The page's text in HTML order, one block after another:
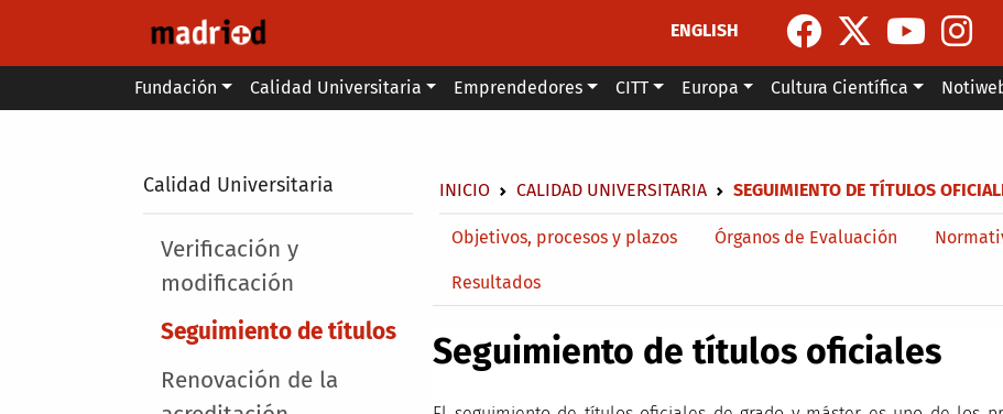
ENGLISH
Main menu
Fundación Calidad Universitaria Emprendedores CITT Europa Cultura Científica
Calidad Universitaria Sobrescribir enlaces de ayuda a la navegación
INICIO CALIDAD UNIVERSITARIA SEGUIMIENTO DE TÍTULOS
Main menu
Verificación y
modificación
Seguimiento de títulos
Renovación de la
Main menu level 4
Objetivos, procesos y plazos Órganos de Evaluación
Resultados
Seguimiento de títulos oficiales